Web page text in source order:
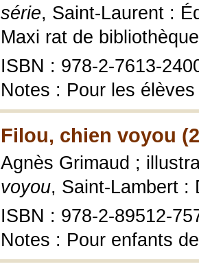
série, Saint-Laurent :
Maxi rat de
ISBN : 978-2-7613-
Notes : Pour les
Filou, chien voyou
Agnès Grimaud ;
voyou, Saint-Lambert :
ISBN : 978-2-89512-
Notes : Pour enfants